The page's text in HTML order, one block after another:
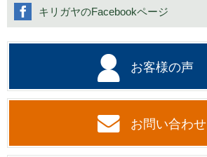
お客様の声
お問い合わせ
キリガヤのFacebookページ